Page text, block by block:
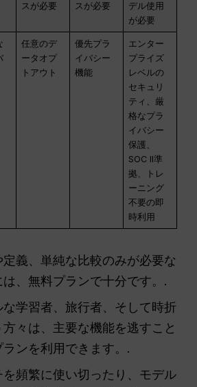
スが必要
スが必要
デル使用
が必要
任意のデ
ータオプ
トアウト
優先プラ
イバシー
機能
エンター
プライズ
レベルの
セキュリ
ティ、厳
格なプラ
イバシー
保護、
SOC II準
拠、トレ
ーニング
不要の即
時利用
義、単純な比較のみが必要な
、無料プランで十分です。.
な学習者、旅行者、そして時折
々は、主要な機能を逃すこと
ンを利用できます。.
を頻繁に使い切ったり、モデル